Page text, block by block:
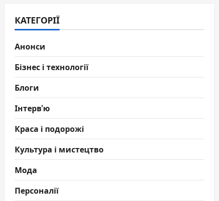
КАТЕГОРІЇ
Анонси
Бізнес і технології
Блоги
Інтерв'ю
Краса і подорожі
Культура і мистецтво
Мода
Персоналії